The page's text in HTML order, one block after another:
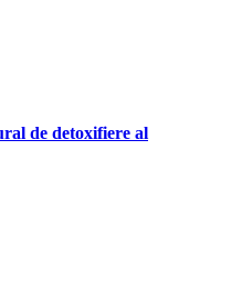
de detoxifiere al